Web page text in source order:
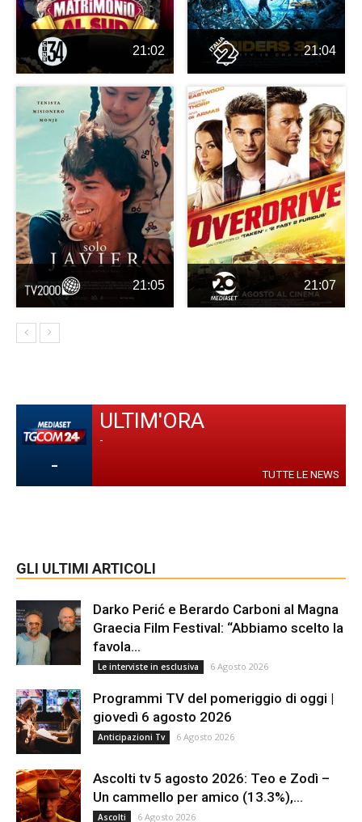
21:02 21:04
21:05 21:07
-
ULTIM'ORA
-
TUTTE LE NEWS
GLI ULTIMI ARTICOLI
Darko Perić e Berardo Carboni al Magna
Graecia Film Festival: “Abbiamo scelto la
favola...
Le interviste in esclusiva 6 Agosto 2026
Programmi TV del pomeriggio di oggi |
giovedì 6 agosto 2026
Anticipazioni Tv 6 Agosto 2026
Ascolti tv 5 agosto 2026: Teo e Zodì –
Un cammello per amico (13.3%),...
Ascolti 6 Agosto 2026